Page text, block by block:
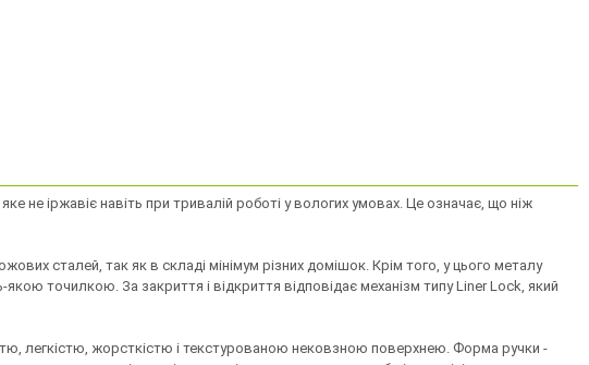
не іржавіє навіть при тривалій роботі у вологих умовах. Це означає, що ніж
сталей, так як в складі мінімум різних домішок. Крім того, у цього металу
точилкою. За закриття і відкриття відповідає механізм типу Liner Lock, який
легкістю, жорсткістю і текстурованою нековзною поверхнею. Форма ручки -